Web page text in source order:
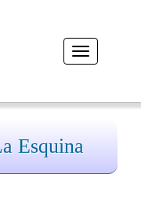
Desplegar
navegación
Esquina